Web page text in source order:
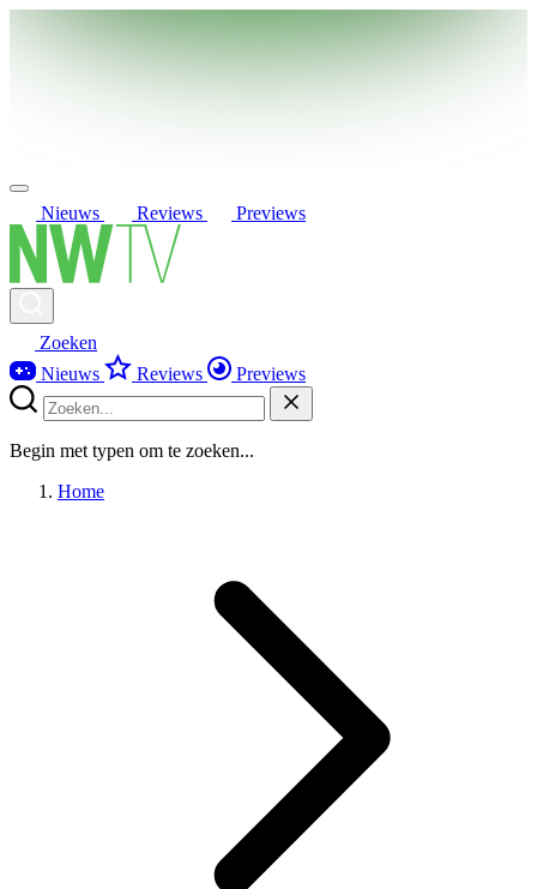
Nieuws Reviews Previews
Zoeken
Nieuws
Reviews Previews
Begin met typen om te zoeken...
Home